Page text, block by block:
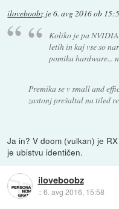
iloveboobz je6. avg 2016 ob
Koliko je pa
letih in kaj vse so
pomika hardware...
Premika se v small and
zastonj prešaltal na tiled
Ja in? V doom (vulkan) je
je ubistvu identičen.
iloveboobz
::6. avg 2016, 15:58